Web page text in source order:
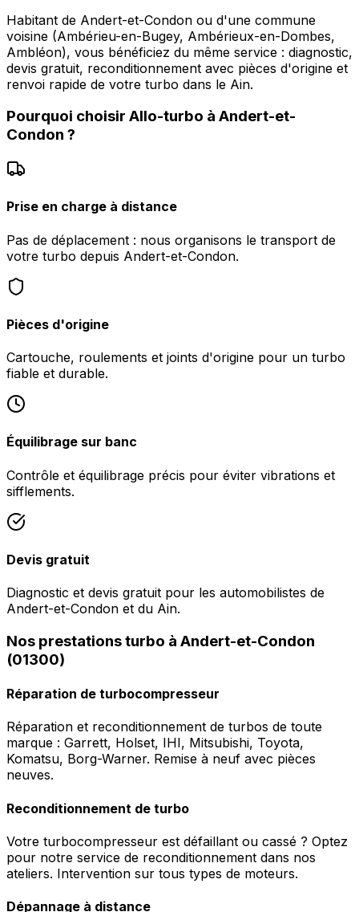
Habitant de Andert-et-Condon ou d'une commune
voisine (Ambérieu-en-Bugey, Ambérieux-en-Dombes,
Ambléon), vous bénéficiez du même service : diagnostic,
devis gratuit, reconditionnement avec pièces d'origine et
renvoi rapide de votre turbo dans le Ain.
Pourquoi choisir Allo-turbo à Andert-et-
Condon ?
Prise en charge à distance
Pas de déplacement : nous organisons le transport de
votre turbo depuis Andert-et-Condon.
Pièces d'origine
Cartouche, roulements et joints d'origine pour un turbo
fiable et durable.
Équilibrage sur banc
Contrôle et équilibrage précis pour éviter vibrations et
sifflements.
Devis gratuit
Diagnostic et devis gratuit pour les automobilistes de
Andert-et-Condon et du Ain.
Nos prestations turbo à Andert-et-Condon
(01300)
Réparation de turbocompresseur
Réparation et reconditionnement de turbos de toute
marque : Garrett, Holset, IHI, Mitsubishi, Toyota,
Komatsu, Borg-Warner. Remise à neuf avec pièces
neuves.
Reconditionnement de turbo
Votre turbocompresseur est défaillant ou cassé ? Optez
pour notre service de reconditionnement dans nos
ateliers. Intervention sur tous types de moteurs.
Dépannage à distance